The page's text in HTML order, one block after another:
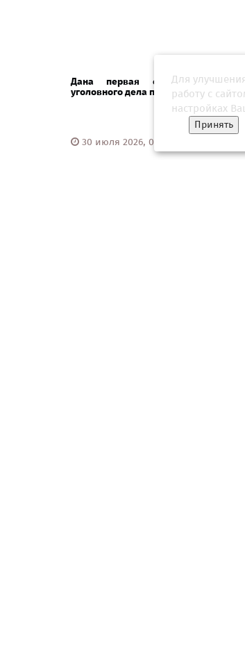
Дана первая оценка
уголовного дела против Павла
30 июля 2026, 02:34
Для
работу с
настройках
Принять